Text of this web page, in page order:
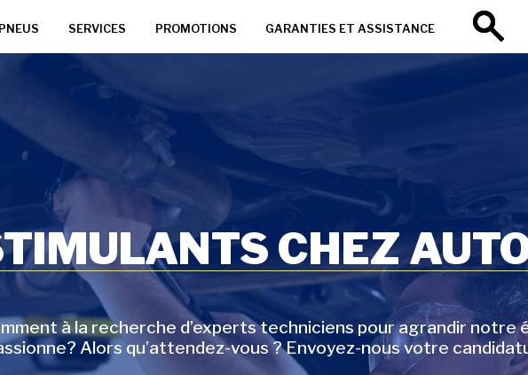
PNEUS SERVICES PROMOTIONS GARANTIES ET ASSISTANCE
CHEZ
à la recherche d’experts techniciens pour agrandir notre
Alors qu’attendez-vous ? Envoyez-nous votre